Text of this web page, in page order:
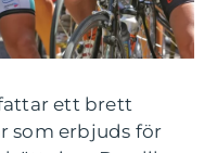
ett brett
som erbjuds för